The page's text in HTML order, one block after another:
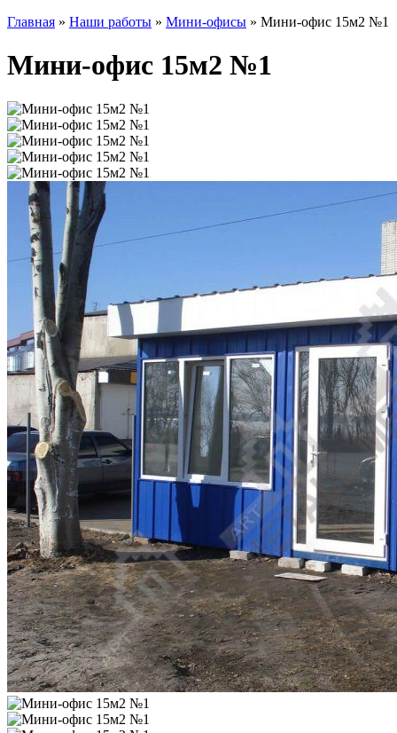
Главная » Наши работы » Мини-офисы » Мини-офис 15м2 №1
Мини-офис 15м2 №1